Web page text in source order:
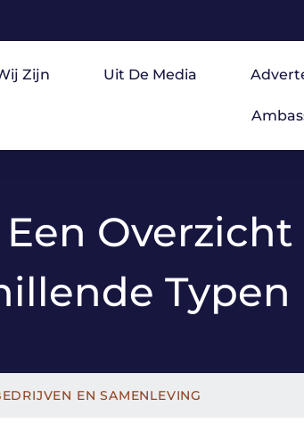
Zijn Uit De Media
Overzicht
Typen
EN SAMENLEVING